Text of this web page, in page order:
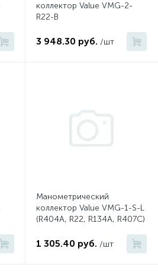
20
30
коллектор Value VMG-2-
R22-B
3 948.30 руб. /шт
Манометрический
коллектор Value VMG-1-S-L
(R404A, R22, R134A, R407C)
1 305.40 руб. /шт